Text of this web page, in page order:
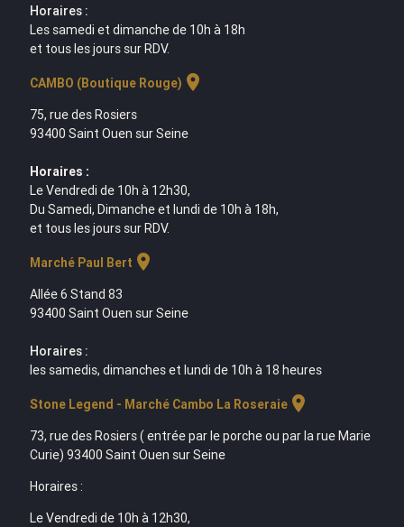
Horaires :
Les samedi et dimanche de 10h à 18h
et tous les jours sur RDV.
CAMBO (Boutique Rouge) location_on
75, rue des Rosiers
93400 Saint Ouen sur Seine
Horaires :
Le Vendredi de 10h à 12h30,
Du Samedi, Dimanche et lundi de 10h à 18h,
et tous les jours sur RDV.
Marché Paul Bert location_on
Allée 6 Stand 83
93400 Saint Ouen sur Seine
Horaires :
les samedis, dimanches et lundi de 10h à 18 heures
Stone Legend - Marché Cambo La Roseraielocation_on
73, rue des Rosiers ( entrée par le porche ou par la rue Marie
Curie) 93400 Saint Ouen sur Seine
Horaires :
Le Vendredi de 10h à 12h30,